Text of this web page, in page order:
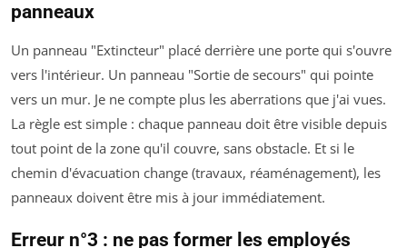
panneaux
Un panneau "Extincteur" placé derrière une porte qui s'ouvre
vers l'intérieur. Un panneau "Sortie de secours" qui pointe
vers un mur. Je ne compte plus les aberrations que j'ai vues.
La règle est simple : chaque panneau doit être visible depuis
tout point de la zone qu'il couvre, sans obstacle. Et si le
chemin d'évacuation change (travaux, réaménagement), les
panneaux doivent être mis à jour immédiatement.
Erreur n°3 : ne pas former les employés